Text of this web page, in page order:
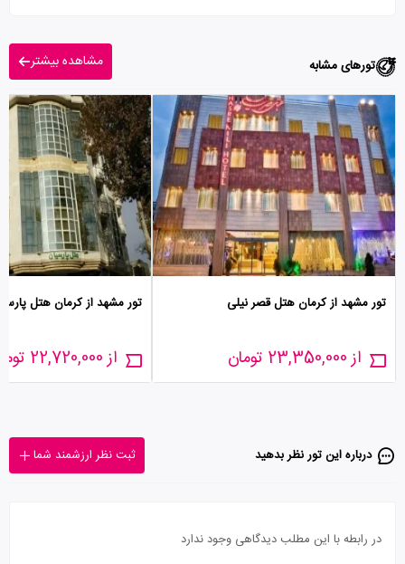
تورهای مشابه مشاهده بیشتر
تور مشهد از کرمان هتل قصر نیلی
از 23,350,000 تومان
تور مشهد از کرمان هتل
از 22,720,000 تومان
درباره این تور‌ نظر بدهید ثبت نظر ارزشمند شما
در رابطه با این مطلب دیدگاهی وجود ندارد